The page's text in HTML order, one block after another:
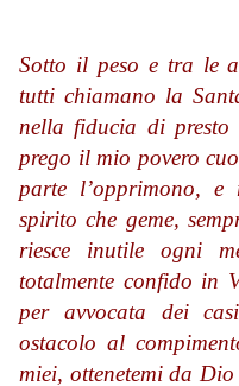
Sotto il peso e tra le
tutti chiamano la
nella fiducia di presto
prego il mio povero
parte l’opprimono,
spirito che geme,
riesce inutile ogni
totalmente confido in
per avvocata dei
ostacolo al
miei, ottenetemi da